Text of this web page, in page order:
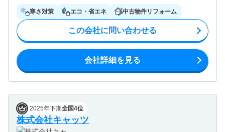
寒さ対策 エコ・省エネ 中古物件リフォーム
この会社に問い合わせる
会社詳細を見る
2025年下期全国4位
株式会社キャッツ